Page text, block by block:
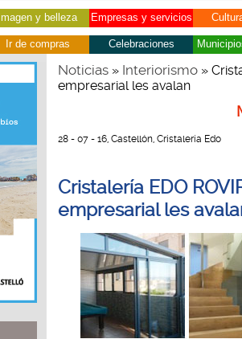
Imagen y belleza Empresas y servicios
Ir de compras Celebraciones
Noticias» Interiorismo»
empresarial les avalan
28 - 07 - 16, Castellón, Cristalería Edo
Cristalería EDO
empresarial les